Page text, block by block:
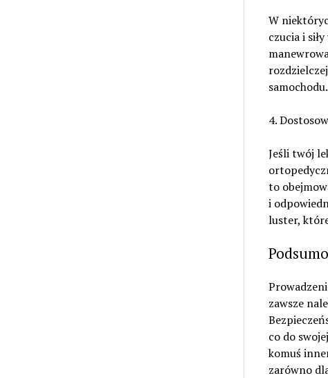
W
czucia i
samochodu.
4.
Jeśli twój
to
i
luster,
zawsze
co do
komuś
zarówno